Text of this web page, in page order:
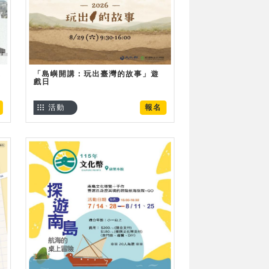
「島嶼開講：玩出臺灣的故事」遊
戲日
報名
活動